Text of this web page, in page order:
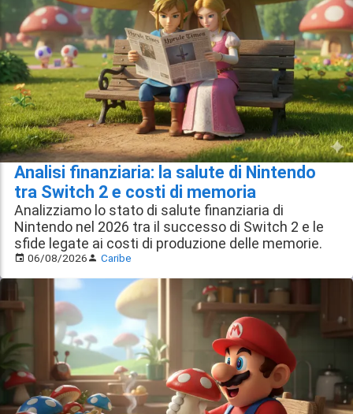
Analisi finanziaria: la salute di Nintendo
tra Switch 2 e costi di memoria
Analizziamo lo stato di salute finanziaria di
Nintendo nel 2026 tra il successo di Switch 2 e le
sfide legate ai costi di produzione delle memorie.
06/08/2026 Caribe